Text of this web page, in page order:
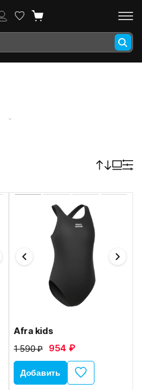
Afra kids
1 590 ₽ 954 ₽
Добавить